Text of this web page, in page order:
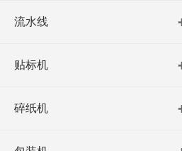
流水线
贴标机
碎纸机